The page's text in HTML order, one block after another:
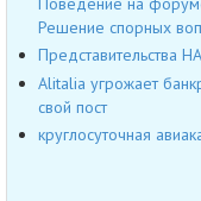
Решение спорных
Представительства
Alitalia угрожает
свой пост
круглосуточная